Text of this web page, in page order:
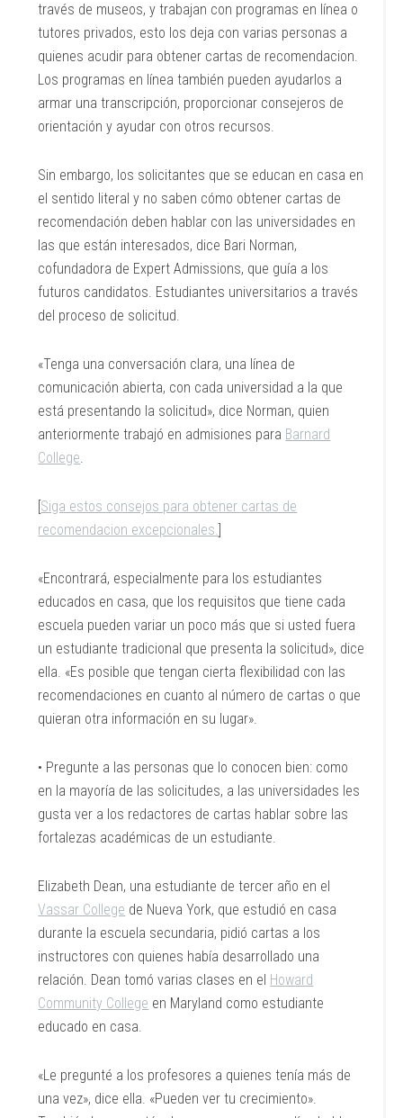
través de museos, y trabajan con programas en línea o
tutores privados, esto los deja con varias personas a
quienes acudir para obtener cartas de recomendacion.
Los programas en línea también pueden ayudarlos a
armar una transcripción, proporcionar consejeros de
orientación y ayudar con otros recursos.
Sin embargo, los solicitantes que se educan en casa en
el sentido literal y no saben cómo obtener cartas de
recomendación deben hablar con las universidades en
las que están interesados, dice Bari Norman,
cofundadora de Expert Admissions, que guía a los
futuros candidatos. Estudiantes universitarios a través
del proceso de solicitud.
«Tenga una conversación clara, una línea de
comunicación abierta, con cada universidad a la que
está presentando la solicitud», dice Norman, quien
anteriormente trabajó en admisiones para Barnard
College.
[Siga estos consejos para obtener cartas de
recomendacion excepcionales.]
«Encontrará, especialmente para los estudiantes
educados en casa, que los requisitos que tiene cada
escuela pueden variar un poco más que si usted fuera
un estudiante tradicional que presenta la solicitud», dice
ella. «Es posible que tengan cierta flexibilidad con las
recomendaciones en cuanto al número de cartas o que
quieran otra información en su lugar».
• Pregunte a las personas que lo conocen bien: como
en la mayoría de las solicitudes, a las universidades les
gusta ver a los redactores de cartas hablar sobre las
fortalezas académicas de un estudiante.
Elizabeth Dean, una estudiante de tercer año en el
Vassar College de Nueva York, que estudió en casa
durante la escuela secundaria, pidió cartas a los
instructores con quienes había desarrollado una
relación. Dean tomó varias clases en el Howard
Community College en Maryland como estudiante
educado en casa.
«Le pregunté a los profesores a quienes tenía más de
una vez», dice ella. «Pueden ver tu crecimiento».